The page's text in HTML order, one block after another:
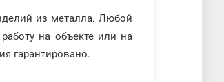
из металла. Любой
на объекте или на
гарантировано.